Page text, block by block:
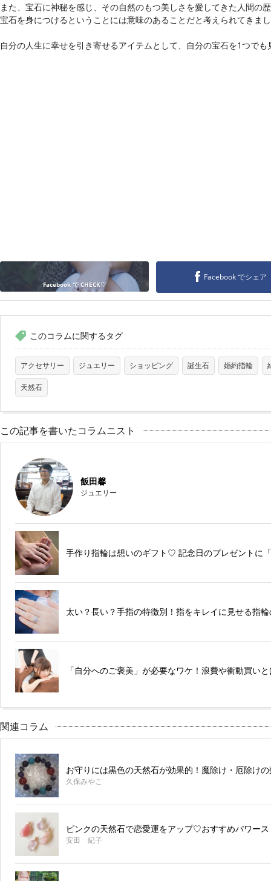
また、宝石に神秘を感じ、その自然のもつ美しさを愛してきた人間の
宝石を身につけるということには意味のあることだと考えられてきま
自分の人生に幸せを引き寄せるアイテムとして、自分の宝石を1つで
Facebook で CHECK♡
Facebook でシェア
このコラムに関するタグ
アクセサリー ジュエリー ショッピング 誕生石 婚約指輪
天然石
この記事を書いたコラムニスト
飯田馨
ジュエリー
手作り指輪は想いのギフト♡ 記念日のプレゼントに
太い？長い？手指の特徴別！指をキレイに見せる指
「自分へのご褒美」が必要なワケ！浪費や衝動買い
関連コラム
お守りには黒色の天然石が効果的！魔除け・厄除け
久保みやこ
ピンクの天然石で恋愛運をアップ♡おすすめパワー
安田 紀子